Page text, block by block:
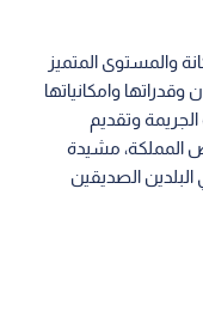
والمستوى المتميز
وامكانياتها
وتقديم
المملكة، مشيدة
الصديقين